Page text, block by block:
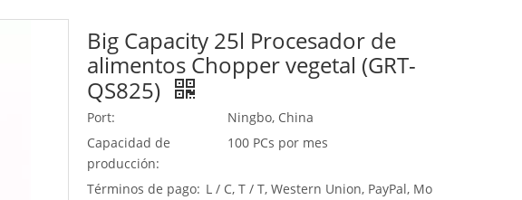
Big Capacity 25l Procesador de
alimentos Chopper vegetal (GRT-
QS825)
Port:
Ningbo, China
Capacidad de
producción:
100 PCs por mes
Términos de pago: L / C, T / T, Western Union, PayPal, Mo